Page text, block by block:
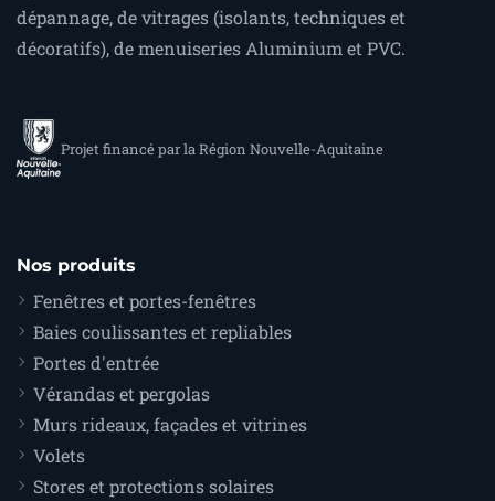
dépannage, de vitrages (isolants, techniques et
décoratifs), de menuiseries Aluminium et PVC.
Projet financé par la Région Nouvelle-Aquitaine
Nos produits
Fenêtres et portes-fenêtres
Baies coulissantes et repliables
Portes d'entrée
Vérandas et pergolas
Murs rideaux, façades et vitrines
Volets
Stores et protections solaires